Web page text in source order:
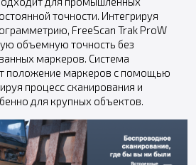
точности. Интегрируя
FreeScan Trak ProW
объемную точность без
маркеров. Система
положение маркеров с помощью
процесс сканирования и
для крупных объектов.